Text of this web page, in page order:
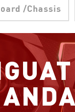
/Chassis